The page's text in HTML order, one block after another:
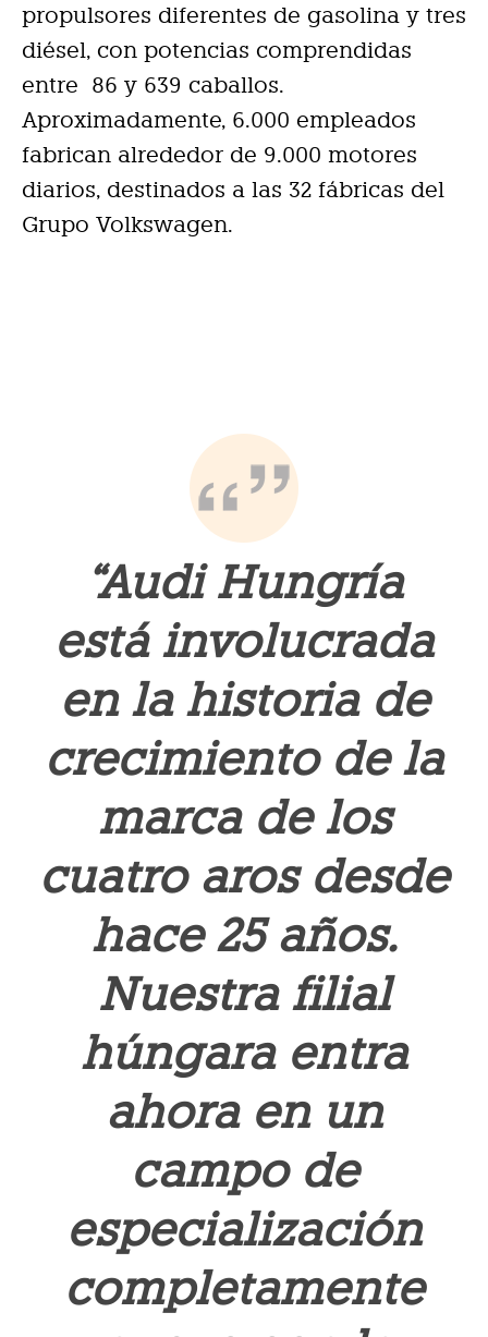
propulsores diferentes de gasolina y tres
diésel, con potencias comprendidas
entre 86 y 639 caballos.
Aproximadamente, 6.000 empleados
fabrican alrededor de 9.000 motores
diarios, destinados a las 32 fábricas del
Grupo Volkswagen.
“Audi Hungría
está involucrada
en la historia de
crecimiento de la
marca de los
cuatro aros desde
hace 25 años.
Nuestra filial
húngara entra
ahora en un
campo de
especialización
completamente